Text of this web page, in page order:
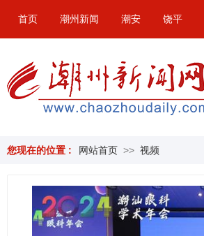
首页 潮州新闻 潮安 饶平
您现在的位置 : 网站首页 >> 视频